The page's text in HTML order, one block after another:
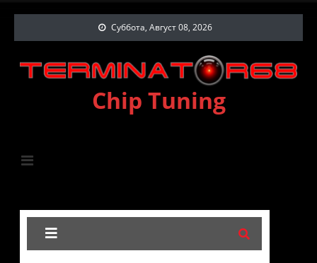
Суббота, Август 08, 2026
Chip Tuning